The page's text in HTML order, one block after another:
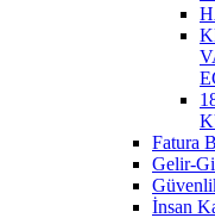
Fatura
Gelir-
İnsan